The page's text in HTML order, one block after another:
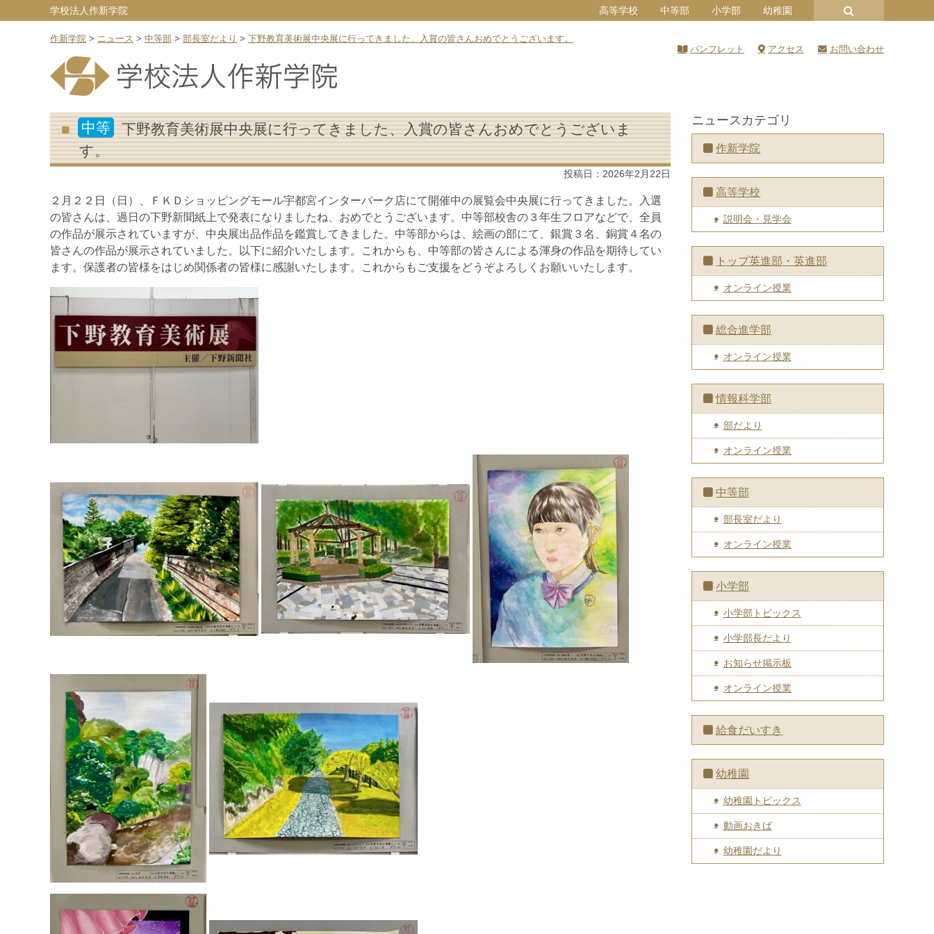
学校法人作新学院 高等学校 中等部 小学部 幼稚園
作新学院 > ニュース > 中等部 > 部長室だより > 下野教育美術展中央展に行ってきました、入賞の皆さんおめでとうございます。
パンフレット
アクセス お問い合わせ
中等
下野教育美術展中央展に行ってきました、入賞の皆さんおめでとうございま
す。
投稿日： 2026年2月22日
２月２２日（日）、ＦＫＤショッピングモール宇都宮インターパーク店にて開催中の展覧会中央展に行ってきました。入選
の皆さんは、過日の下野新聞紙上で発表になりましたね、おめでとうございます。中等部校舎の３年生フロアなどで、全員
の作品が展示されていますが、中央展出品作品を鑑賞してきました。中等部からは、絵画の部にて、銀賞３名、銅賞４名の
皆さんの作品が展示されていました。以下に紹介いたします。これからも、中等部の皆さんによる渾身の作品を期待してい
ます。保護者の皆様をはじめ関係者の皆様に感謝いたします。これからもご支援をどうぞよろしくお願いいたします。
ニュースカテゴリ
作新学院
高等学校
説明会・見学会
トップ英進部・英進部
オンライン授業
総合進学部
オンライン授業
情報科学部
部だより
オンライン授業
中等部
部長室だより
オンライン授業
小学部
小学部トピックス
小学部長だより
お知らせ掲示板
オンライン授業
給食だいすき
幼稚園
幼稚園トピックス
動画おきば
幼稚園だより